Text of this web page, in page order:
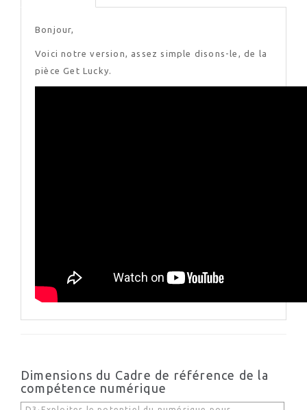
Bonjour,
Voici notre version, assez simple disons-le, de la
pièce Get Lucky.
Dimensions du Cadre de référence de la
compétence numérique